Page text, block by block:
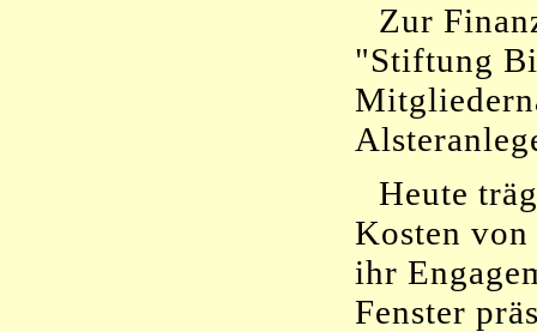
Zur
"Stiftung
Heute
Kosten
ihr
Fenster